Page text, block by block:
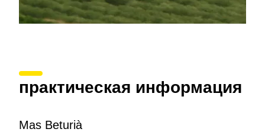
практическая информация
Mas Beturià